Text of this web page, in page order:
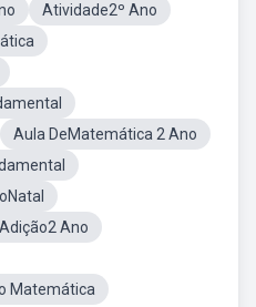
Atividade2º Ano
Aula DeMatemática 2 Ano
Ano
Matemática